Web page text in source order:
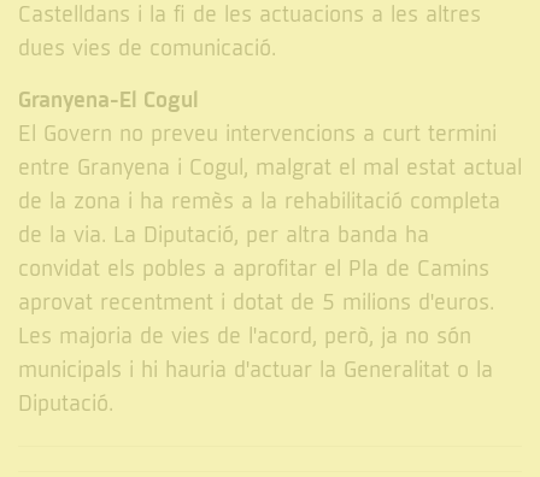
Castelldans i la fi de les actuacions a les altres
dues vies de comunicació.
Granyena-El Cogul
El Govern no preveu intervencions a curt termini
entre Granyena i Cogul, malgrat el mal estat actual
de la zona i ha remès a la rehabilitació completa
de la via. La Diputació, per altra banda ha
convidat els pobles a aprofitar el Pla de Camins
aprovat recentment i dotat de 5 milions d'euros.
Les majoria de vies de l'acord, però, ja no són
municipals i hi hauria d'actuar la Generalitat o la
Diputació.